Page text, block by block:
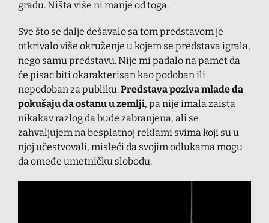
gradu. Ništa više ni manje od toga.
Sve što se dalje dešavalo sa tom predstavom je
otkrivalo više okruženje u kojem se predstava igrala,
nego samu predstavu. Nije mi padalo na pamet da
će pisac biti okarakterisan kao podoban ili
nepodoban za publiku.Predstava poziva mlade da
pokušaju da ostanu u zemlji, pa nije imala zaista
nikakav razlog da bude zabranjena, ali se
zahvaljujem na besplatnoj reklami svima koji su u
njoj učestvovali, misleći da svojim odlukama mogu
da omeđe umetničku slobodu.